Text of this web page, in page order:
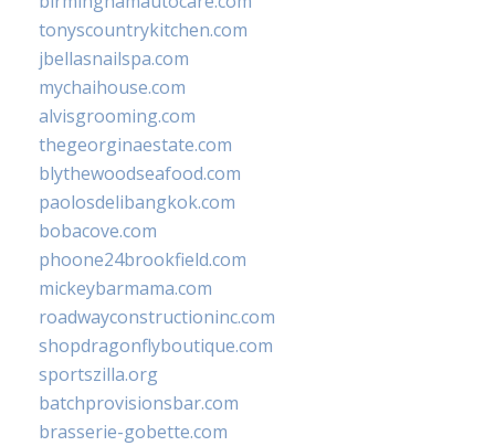
tonyscountrykitchen.com
jbellasnailspa.com
mychaihouse.com
alvisgrooming.com
thegeorginaestate.com
blythewoodseafood.com
paolosdelibangkok.com
bobacove.com
phoone24brookfield.com
mickeybarmama.com
roadwayconstructioninc.com
shopdragonflyboutique.com
sportszilla.org
batchprovisionsbar.com
brasserie-gobette.com